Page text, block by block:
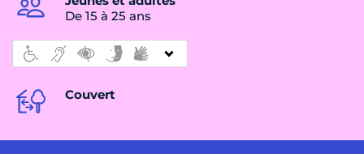
De 15 à 25 ans
Couvert